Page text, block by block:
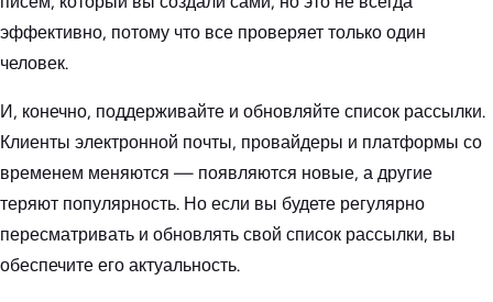
эффективно, потому что все проверяет только один
человек.
И, конечно, поддерживайте и обновляйте список рассылки.
Клиенты электронной почты, провайдеры и платформы со
временем меняются — появляются новые, а другие
теряют популярность. Но если вы будете регулярно
пересматривать и обновлять свой список рассылки, вы
обеспечите его актуальность.